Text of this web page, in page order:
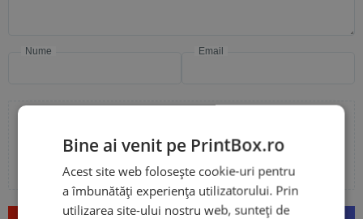
Nume Email
Adaugă poze sau video la recenzia ta
Bine ai venit pe PrintBox.ro
Acest site web folosește cookie-uri pentru
a îmbunătăți experiența utilizatorului. Prin
utilizarea site-ului nostru web, sunteți de